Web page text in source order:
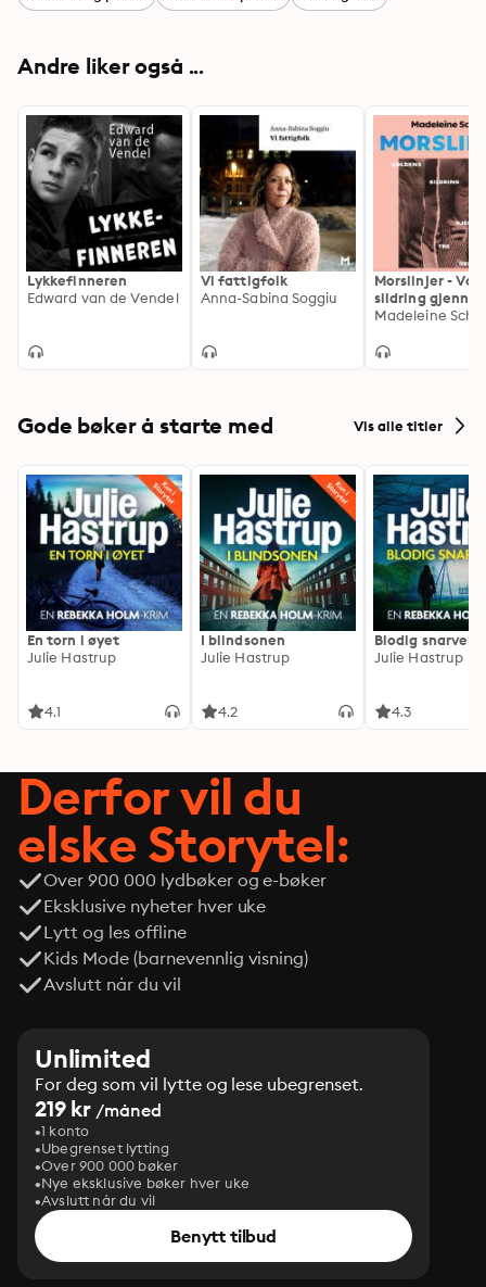
som alenefar for to små gutter. At den samme faren
vakre til en desto mer bemerkelsesverdig bok. Sjelden
har en sittende president og hans familie blitt skildret
Andre liker også ...
Lykkefinneren
Edward van de Vendel
Vi fattigfolk
Anna-Sabina Soggiu
Morslinjer -
sildring
generasjoner
Madeleine
Gode bøker å starte med Vis alle titler
En torn i øyet
Julie Hastrup
4.1
I blindsonen
Julie Hastrup
4.2
Blodig snarvei
Julie Hastrup
4.3
Derfor vil du
elske Storytel:
Over 900 000 lydbøker og e-bøker
Eksklusive nyheter hver uke
Lytt og les offline
Kids Mode (barnevennlig visning)
Avslutt når du vil
Unlimited
For deg som vil lytte og lese ubegrenset.
219 kr /måned
1 konto
Ubegrenset lytting
Over 900 000 bøker
Nye eksklusive bøker hver uke
Avslutt når du vil
Benytt tilbud